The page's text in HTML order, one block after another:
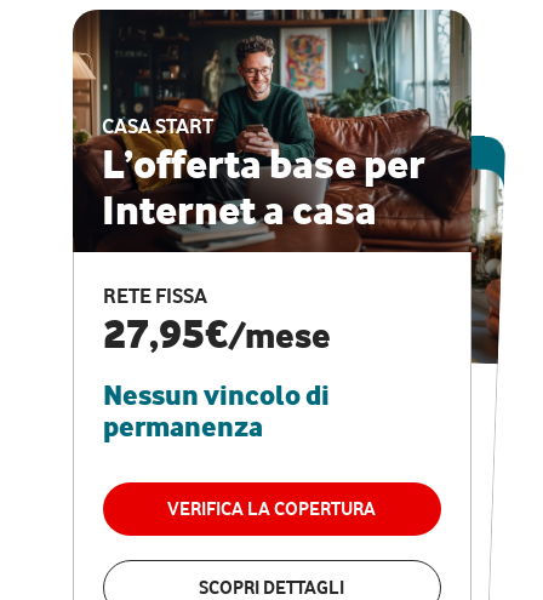
CASA START
L’offerta base per
Internet a casa
RETE FISSA
27,95€/mese
Nessun vincolo di
permanenza
VERIFICA LA COPERTURA
SCOPRI DETTAGLI
ESCLUSIVA ONLINE
CASA PRO
Internet veloce e
vantaggi speciali
RETE FISSA + VODAFONE CLUB
29,95€
permanenza
VERIFICA LA COPERTURA